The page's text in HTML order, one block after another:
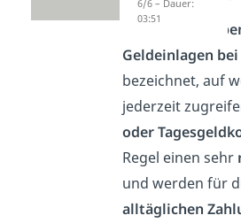
Geldeinlagen
bezeichnet, auf
jederzeit
oder
Regel einen sehr
und werden für
alltäglichen
6/6 – Dauer:
03:51